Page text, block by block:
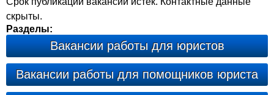
скрыты.
Разделы:
Вакансии работы для юристов
Вакансии работы для помощников юриста